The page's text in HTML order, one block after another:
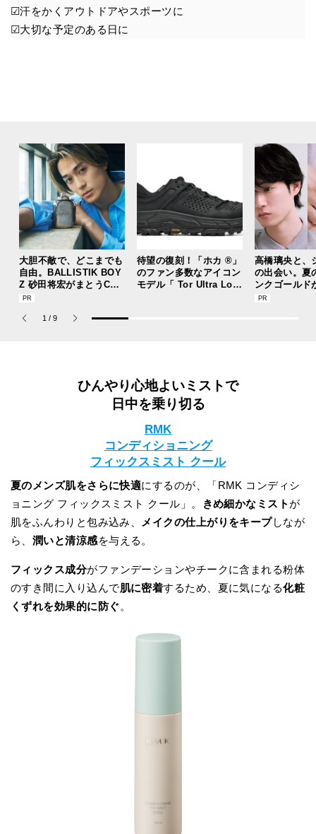
☑︎汗をかくアウトドアやスポーツに
☑︎大切な予定のある日に
大胆不敵で、どこまでも
自由。BALLISTIK BOY
Z 砂田将宏がまとうCOA
CHの新作フレグランス
ナム パルファム」
待望の復刻！「ホカ ®」
のファン多数なアイコン
モデル「 Tor Ultra Lo（
高橋璃央と、
の出会い。夏
ンクゴールド
“SUMMER
1 / 9
ひんやり心地よいミストで
日中を乗り切る
RMK
コンディショニング
フィックスミスト クール
夏のメンズ肌をさらに快適にするのが、「RMK コンディシ
ョニング フィックスミスト クール」。
きめ細かなミスト が
肌をふんわりと包み込み、
メイクの仕上がりをキープしなが
ら、 潤いと清涼感を与える。
フィックス成分がファンデーションやチークに含まれる粉体
のすき間に入り込んで肌に密着するため、夏に気になる化粧
くずれを効果的に防ぐ 。